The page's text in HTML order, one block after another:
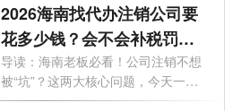
2026海南找代办注销公司要
花多少钱？会不会补税罚
款？海南最新注销避坑指
南！
导读：海南老板必看！公司注销不想
被“坑”？这两大核心问题，今天一次
说...